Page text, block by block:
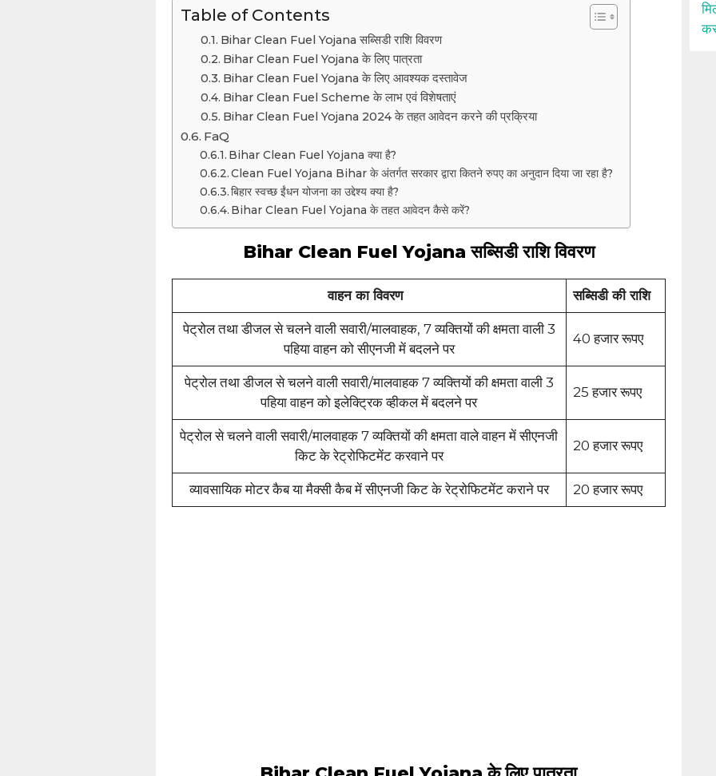
Table of Contents
Bihar Clean Fuel Yojana सब्सिडी राशि विवरण
Bihar Clean Fuel Yojana के लिए पात्रता
Bihar Clean Fuel Yojana के लिए आवश्यक दस्तावेज
Bihar Clean Fuel Scheme के लाभ एवं विशेषताएं
Bihar Clean Fuel Yojana 2024 के तहत आवेदन करने की प्रक्रिया
FaQ
Bihar Clean Fuel Yojana क्या है?
Clean Fuel Yojana Bihar के अंतर्गत सरकार द्वारा कितने रुपए का अनुदान दिया जा रहा है?
बिहार स्वच्छ ईंधन योजना का उद्देश्य क्या है?
Bihar Clean Fuel Yojana के तहत आवेदन कैसे करें?
Bihar Clean Fuel Yojana सब्सिडी राशि विवरण
वाहन का विवरण सब्सिडी की राशि
पेट्रोल तथा डीजल से चलने वाली सवारी/मालवाहक, 7 व्यक्तियों की क्षमता वाली 3
पहिया वाहन को सीएनजी में बदलने पर
40 हजार रूपए
पेट्रोल तथा डीजल से चलने वाली सवारी/मालवाहक 7 व्यक्तियों की क्षमता वाली 3
पहिया वाहन को इलेक्ट्रिक व्हीकल में बदलने पर
25 हजार रूपए
पेट्रोल से चलने वाली सवारी/मालवाहक 7 व्यक्तियों की क्षमता वाले वाहन में सीएनजी
किट के रेट्रोफिटमेंट करवाने पर
20 हजार रूपए
व्यावसायिक मोटर कैब या मैक्सी कैब में सीएनजी किट के रेट्रोफिटमेंट कराने पर 20 हजार रूपए